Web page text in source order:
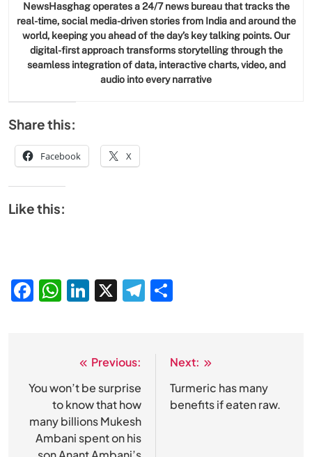
NewsHasghag operates a 24/7 news bureau that tracks the
real-time, social media-driven stories from India and around the
world, keeping you ahead of the day’s key talking points. Our
digital-first approach transforms storytelling through the
seamless integration of data, interactive charts, video, and
audio into every narrative
Share this:
Facebook X
Like this:
Facebook
WhatsApp
LinkedIn
X Telegram
navigation
Previous:
You won’t be surprise
to know that how
many billions Mukesh
Ambani spent on his
Next:
Turmeric has many
benefits if eaten raw.